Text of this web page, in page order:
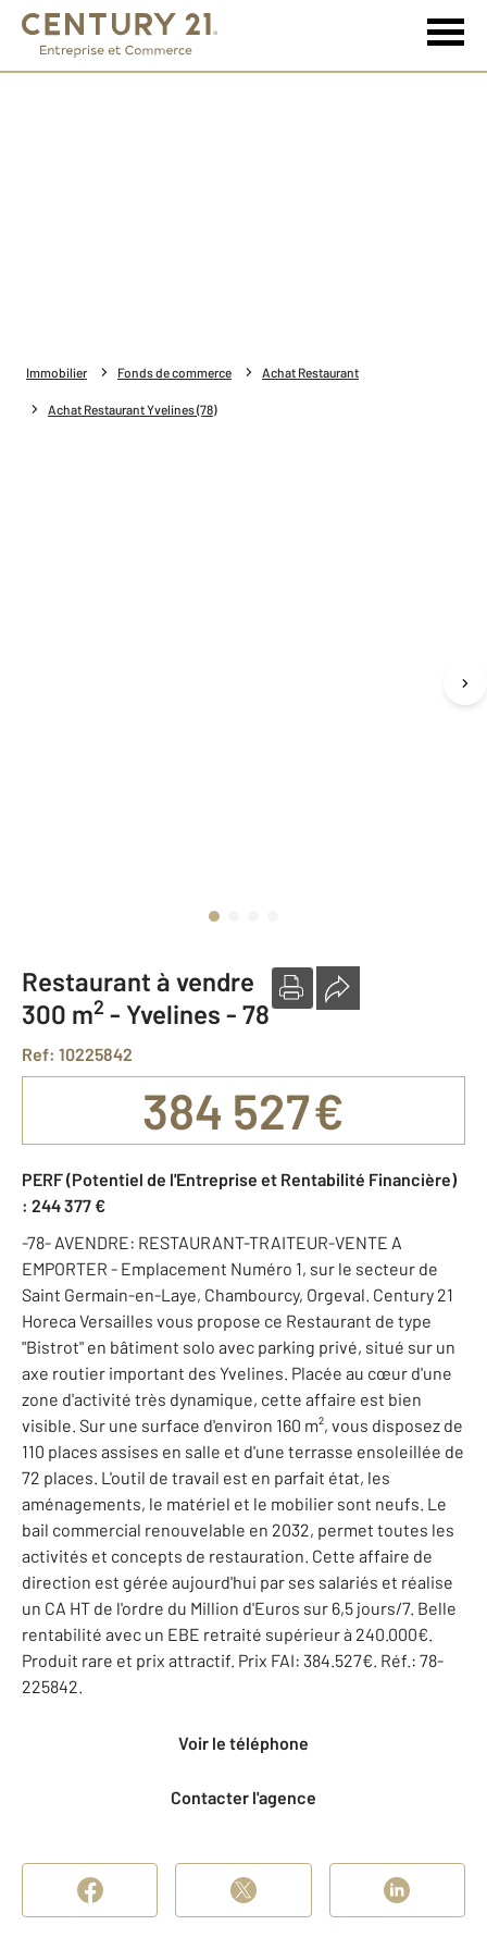
Immobilier Fonds de commerce Achat Restaurant
Achat Restaurant Yvelines (78)
Restaurant à vendre
300 m2 - Yvelines - 78
Ref: 10225842
384 527 €
PERF (Potentiel de l'Entreprise et Rentabilité Financière)
: 244 377 €
-78- AVENDRE: RESTAURANT-TRAITEUR-VENTE A
EMPORTER - Emplacement Numéro 1, sur le secteur de
Saint Germain-en-Laye, Chambourcy, Orgeval. Century 21
Horeca Versailles vous propose ce Restaurant de type
"Bistrot" en bâtiment solo avec parking privé, situé sur un
axe routier important des Yvelines. Placée au cœur d'une
zone d'activité très dynamique, cette affaire est bien
visible. Sur une surface d'environ 160 m², vous disposez de
110 places assises en salle et d'une terrasse ensoleillée de
72 places. L'outil de travail est en parfait état, les
aménagements, le matériel et le mobilier sont neufs. Le
bail commercial renouvelable en 2032, permet toutes les
activités et concepts de restauration. Cette affaire de
direction est gérée aujourd'hui par ses salariés et réalise
un CA HT de l'ordre du Million d'Euros sur 6,5 jours/7. Belle
rentabilité avec un EBE retraité supérieur à 240.000€.
Produit rare et prix attractif. Prix FAI: 384.527€. Réf.: 78-
225842.
Voir le téléphone
Contacter l'agence